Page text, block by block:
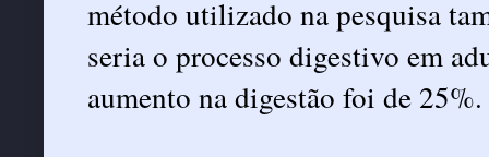
método utilizado na pesquisa
seria o processo digestivo em
aumento na digestão foi de 25%.